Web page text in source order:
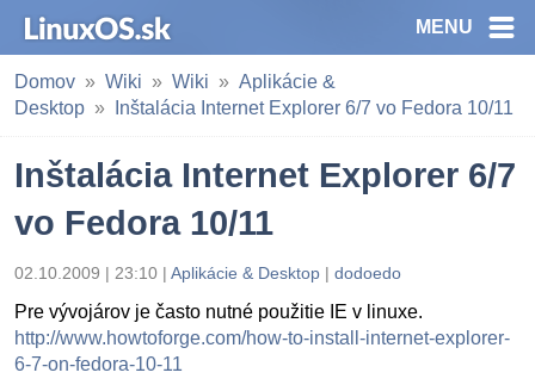
MENU
Domov Wiki Wiki
Aplikácie &
Desktop
Inštalácia Internet Explorer 6/7 vo Fedora 10/11
Inštalácia Internet Explorer 6/7
vo Fedora 10/11
02.10.2009 | 23:10 | Aplikácie & Desktop | dodoedo
Pre vývojárov je často nutné použitie IE v linuxe.
http://www.howtoforge.com/how-to-install-internet-explorer-
6-7-on-fedora-10-11